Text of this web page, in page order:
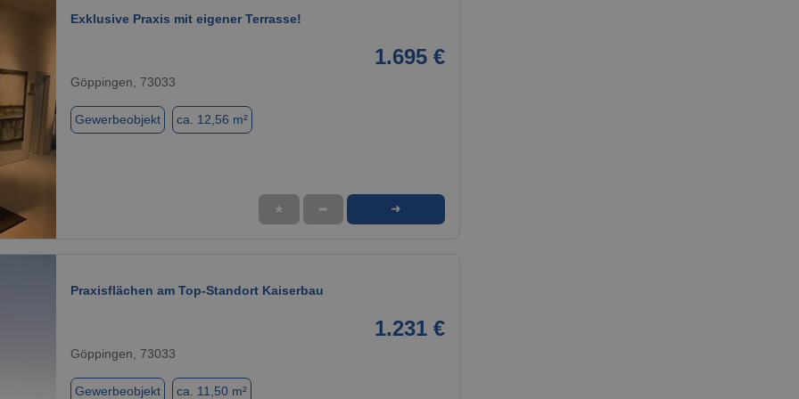
1 / 5
Exklusive Praxis mit eigener Terrasse!
1.695 €
Göppingen, 73033
Gewerbeobjekt ca. 12,56 m²
★ ➦ ➜
Praxisflächen am Top-Standort Kaiserbau
1.231 €
Göppingen, 73033
Gewerbeobjekt ca. 11,50 m²